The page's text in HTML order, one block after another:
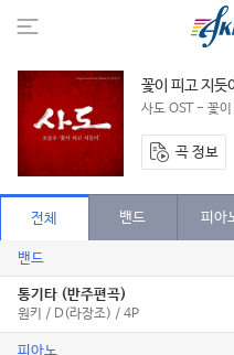
꽃이 피고 지듯
사도 OST - 꽃
곡 정보
전체 밴드 피아
밴드
통기타 (반주편곡)
원키 / D(라장조) / 4P
피아노